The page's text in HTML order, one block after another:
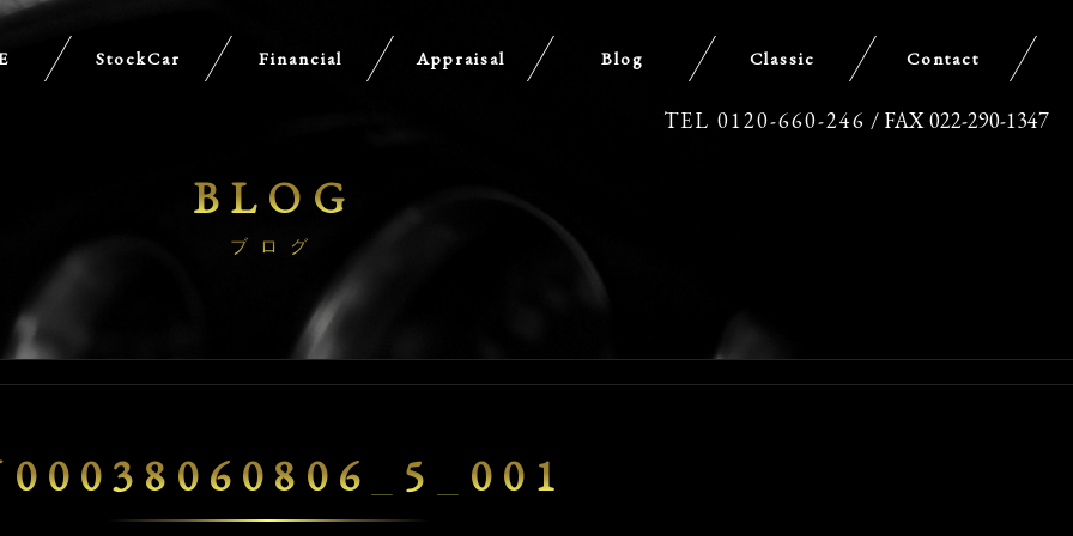
TEL 0120-660-246 / FAX 022-290-1347
StockCar Financial Appraisal Blog Classic Contact
BLOG
ブログ